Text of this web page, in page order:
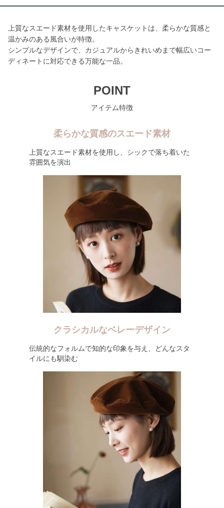
上質なスエード素材を使用したキャスケットは、柔らかな質感と
温かみのある風合いが特徴。
シンプルなデザインで、カジュアルからきれいめまで幅広いコー
ディネートに対応できる万能な一品。
POINT
アイテム特徴
柔らかな質感のスエード素材
上質なスエード素材を使用し、シックで落ち着いた
雰囲気を演出
クラシカルなベレーデザイン
伝統的なフォルムで知的な印象を与え、どんなスタ
イルにも馴染む